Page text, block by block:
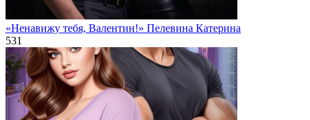
«Ненавижу тебя, Валентин!» Пелевина Катерина
531